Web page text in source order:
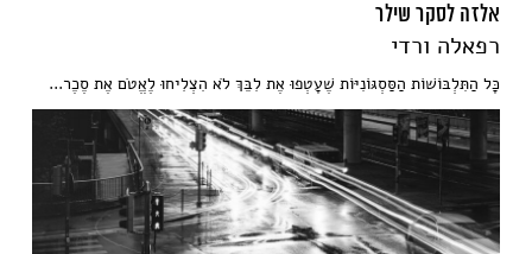
אלזה לסקר שילר
רפאלה ורדי
כָּל הַתִּלְבּוֹשׁוֹת הַסַּסְגּוֹנִיּוֹת שֶׁעָטְפוּ אֶת לִבֵּךְ לֹא הִצְלִיחוּ לֶאֱטֹם אֶת סֶכֶר...